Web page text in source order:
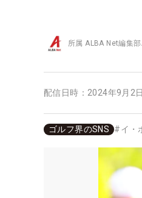
所属ALBA Net編集部
配信日時： 2024年9月2
ゴルフ界のSNS #イ・